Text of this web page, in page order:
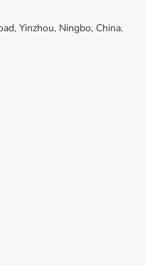
Yinzhou, Ningbo, China.